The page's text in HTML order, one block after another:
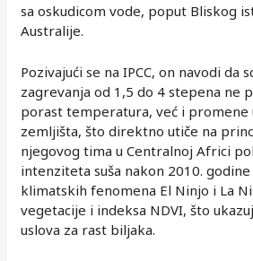
sa oskudicom vode, poput Bliskog
Australije.
Pozivajući se na IPCC, on navodi da
zagrevanja od 1,5 do 4 stepena ne
porast temperatura, već i promene
zemljišta, što direktno utiče na
njegovog tima u Centralnoj Africi
intenziteta suša nakon 2010. godine
klimatskih fenomena El Ninjo i La
vegetacije i indeksa NDVI, što
uslova za rast biljaka.